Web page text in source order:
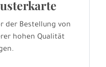
der Bestellung von
hohen Qualität